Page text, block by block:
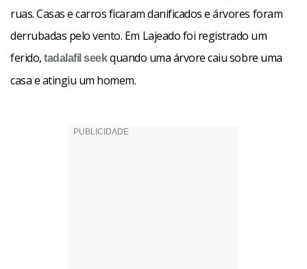
ruas. Casas e carros ficaram danificados e árvores foram
derrubadas pelo vento. Em Lajeado foi registrado um
ferido,tadalafil seekquando uma árvore caiu sobre uma
casa e atingiu um homem.